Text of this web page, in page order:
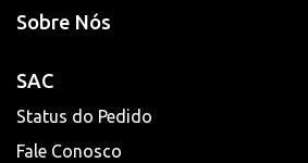
Sobre Nós
SAC
Status do Pedido
Fale Conosco